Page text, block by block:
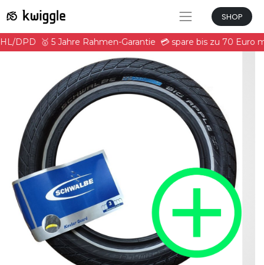
SHOP
DPD 🥇 5 Jahre Rahmen-Garantie 💳 spare bis zu 70 Euro